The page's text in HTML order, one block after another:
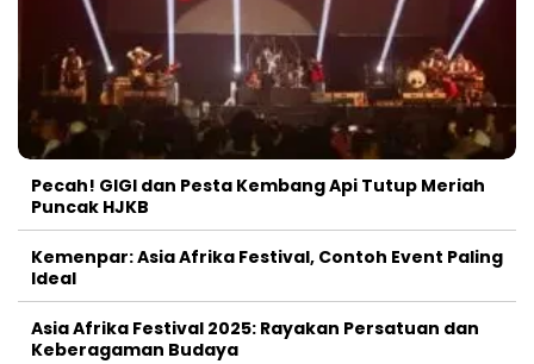
Pecah! GIGI dan Pesta Kembang Api Tutup Meriah
Puncak HJKB
Kemenpar: Asia Afrika Festival, Contoh Event Paling
Ideal
Asia Afrika Festival 2025: Rayakan Persatuan dan
Keberagaman Budaya